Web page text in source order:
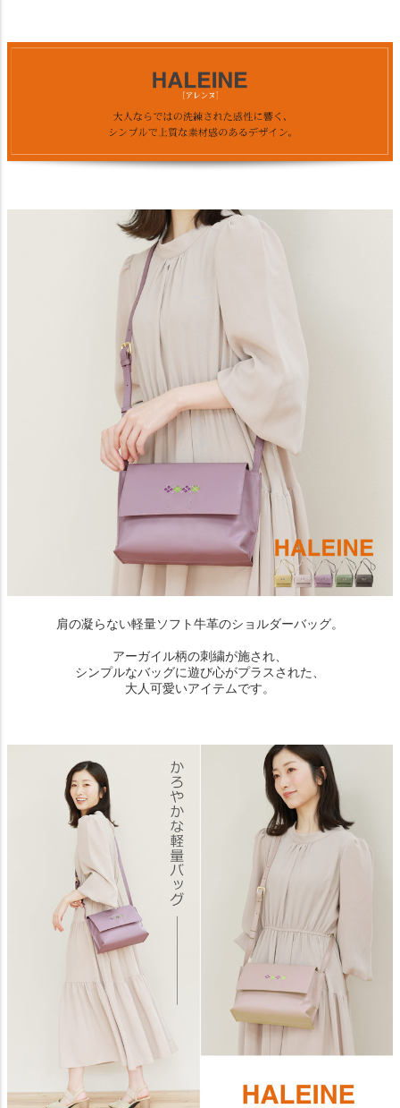
肩の凝らない軽量ソフト牛革のショルダーバッグ。
アーガイル柄の刺繍が施され、
シンプルなバッグに遊び心がプラスされた、
大人可愛いアイテムです。